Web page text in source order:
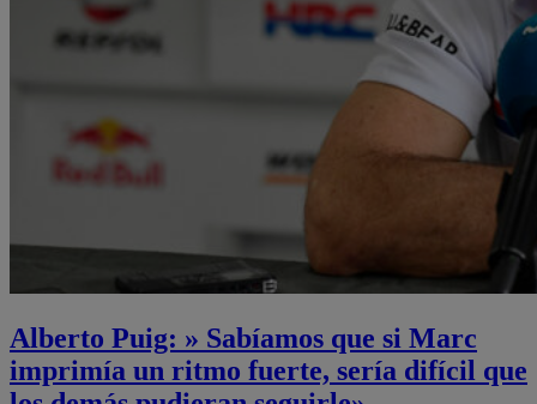
Alberto Puig: » Sabíamos que si Marc
imprimía un ritmo fuerte, sería difícil que